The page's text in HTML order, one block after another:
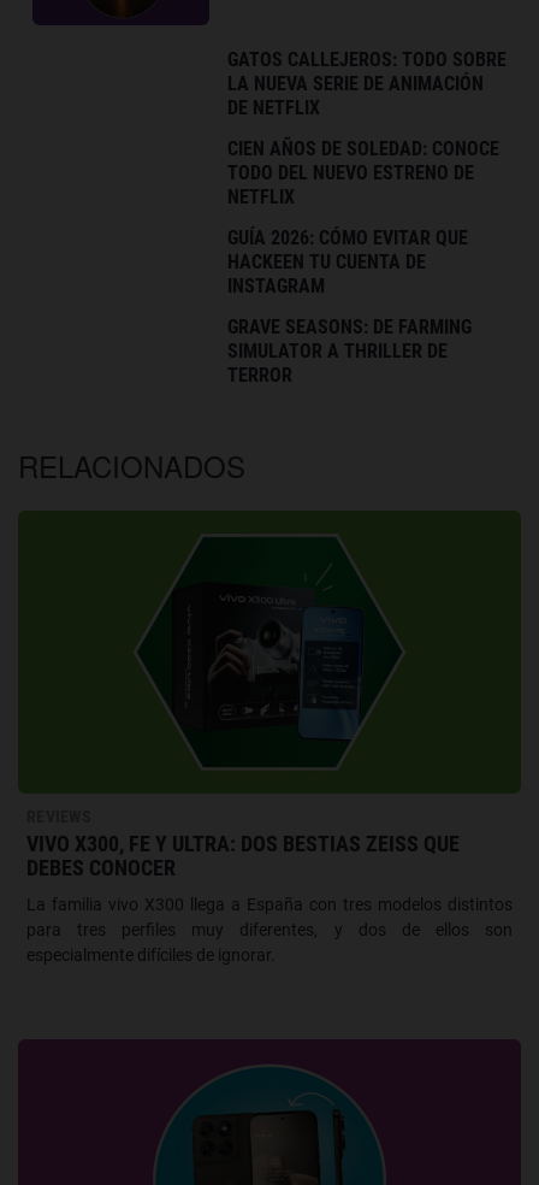
GATOS CALLEJEROS: TODO SOBRE
LA NUEVA SERIE DE ANIMACIÓN
DE NETFLIX
CIEN AÑOS DE SOLEDAD: CONOCE
TODO DEL NUEVO ESTRENO DE
NETFLIX
GUÍA 2026: CÓMO EVITAR QUE
HACKEEN TU CUENTA DE
INSTAGRAM
GRAVE SEASONS: DE FARMING
SIMULATOR A THRILLER DE
TERROR
RELACIONADOS
VIVO X300, FE Y ULTRA: DOS BESTIAS ZEISS QUE
DEBES CONOCER
La familia vivo X300 llega a España con tres modelos distintos
para tres perfiles muy diferentes, y dos de ellos son
especialmente difíciles de ignorar.